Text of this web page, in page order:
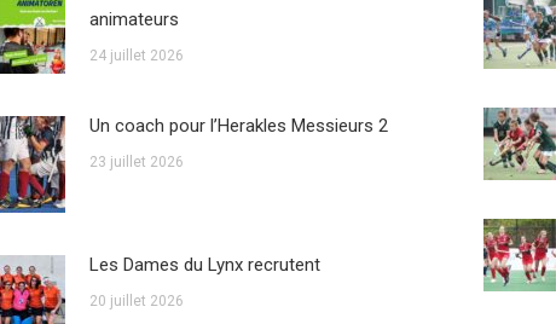
animateurs
24 juillet 2026
Un coach pour l’Herakles Messieurs 2
23 juillet 2026
Les Dames du Lynx recrutent
20 juillet 2026